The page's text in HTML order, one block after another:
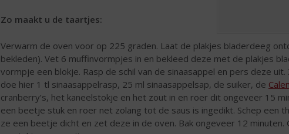
Zo maakt u de taartjes:
Verwarm de oven voor op 225 graden. Laat de plakjes bladerdeeg
bekleden). Vet 6 muffinvormpjes in en bekleed deze met de plakjes
vormpje een blokje. Rasp de schil van de sinaasappel en pers deze
doe hier 1 tl sinaasappelrasp, 25 ml sinaasappelsap, de suiker, de
cranberry’s, het kaneelstokje en het zout in en roer dit ongeveer 15
een beetje stuk en roer net zolang tot de saus is ingedikt. Schep een
ze een beetje dicht en zet deze in de oven. Bak ongeveer 12